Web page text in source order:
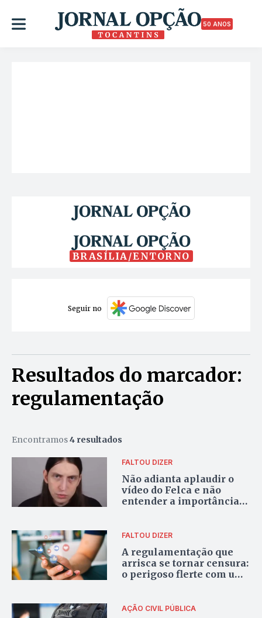
50 ANOS
BRASÍLIA/ENTORNO
Seguir no
Resultados do marcador:
regulamentação
Encontramos4 resultados
FALTOU DIZER
Não adianta aplaudir o
vídeo do Felca e não
entender a importância
FALTOU DIZER
A regulamentação que
arrisca se tornar censura:
o perigoso flerte com um
AÇÃO CIVIL PÚBLICA